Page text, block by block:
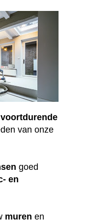
voortdurende
van onze
goed
en
muren en